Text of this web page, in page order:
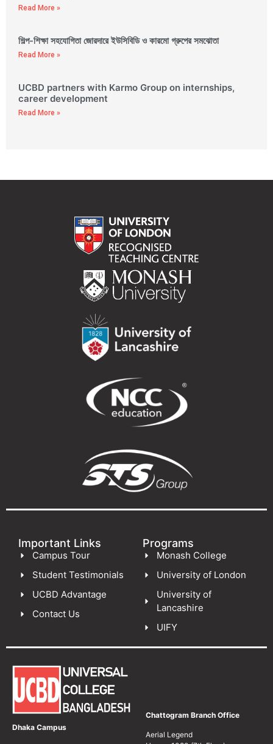
Read More »
শিল্প-শিক্ষা সহযোগিতা জোরদারে ইউসিবিডি ও কারমো গ্রুপের সমঝোতা
Read More »
UCBD partners with Karmo Group on internships,
career development
Read More »
Important Links
Campus Tour
Student Testimonials
UCBD Advantage
Contact Us
Programs
Monash College
University of London
University of
Lancashire
UIFY
Dhaka Campus
Chattogram Branch Office
Aerial Legend